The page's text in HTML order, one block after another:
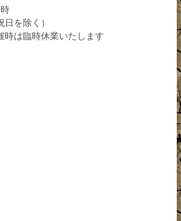
を除く）
時は臨時休業いたします